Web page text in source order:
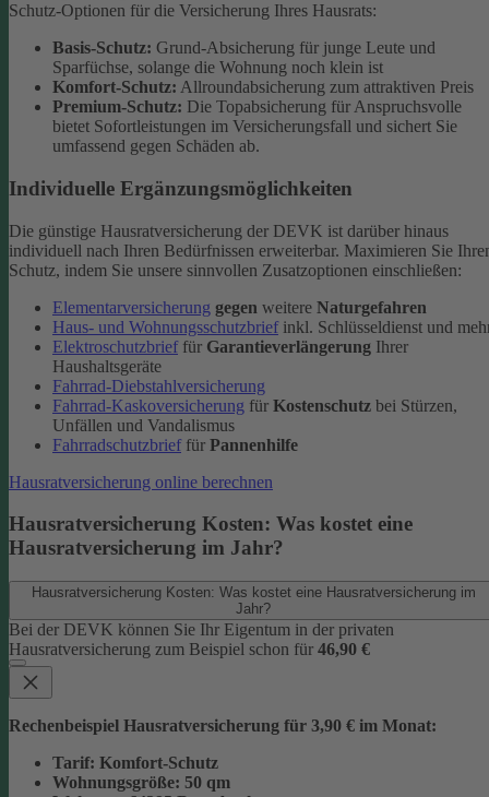
Schutz-Optionen für die Versicherung Ihres Hausrats:
Basis-Schutz: Grund-Absicherung für junge Leute und
Sparfüchse, solange die Wohnung noch klein ist
Komfort-Schutz: Allroundabsicherung zum attraktiven Preis
Premium-Schutz: Die Topabsicherung für Anspruchsvolle
bietet Sofortleistungen im Versicherungsfall und sichert Sie
umfassend gegen Schäden ab.
Individuelle Ergänzungsmöglichkeiten
Die günstige Hausratversicherung der DEVK ist darüber hinaus
individuell nach Ihren Bedürfnissen erweiterbar. Maximieren Sie
Schutz, indem Sie unsere sinnvollen Zusatzoptionen einschließen:
Elementarversicherung gegen weitere Naturgefahren
Haus- und Wohnungsschutzbrief inkl. Schlüsseldienst und
Elektroschutzbrief für Garantieverlängerung Ihrer
Haushaltsgeräte
Fahrrad-Diebstahlversicherung
Fahrrad-Kaskoversicherung für Kostenschutz bei Stürzen,
Unfällen und Vandalismus
Fahrradschutzbrief für Pannenhilfe
Hausratversicherung online berechnen
Hausratversicherung Kosten: Was kostet eine
Hausratversicherung im Jahr?
Hausratversicherung Kosten: Was kostet eine Hausratversicherung im
Jahr?
Bei der DEVK können Sie Ihr Eigentum in der privaten
Hausratversicherung zum Beispiel schon für 46,90 €
Rechenbeispiel Hausratversicherung für 3,90 € im Monat:
Tarif: Komfort-Schutz
Wohnungsgröße: 50 qm